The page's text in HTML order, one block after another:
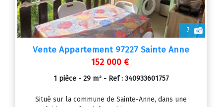
7
Vente Appartement 97227 Sainte Anne
152 000 €
1 pièce - 29 m² - Ref : 340933601757
Situé sur la commune de Sainte-Anne, dans une